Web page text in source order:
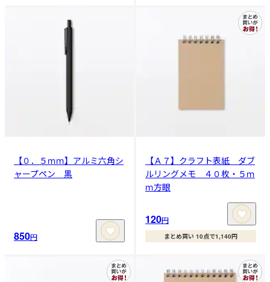
【０．５ｍｍ】アルミ六角シ
ャープペン 黒
850円
【Ａ７】クラフト表紙 ダブ
ルリングメモ ４０枚・５ｍ
ｍ方眼
120円
まとめ買い 10点で1,140円